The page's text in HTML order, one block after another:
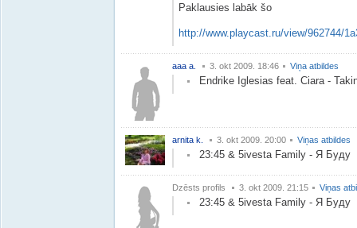
Paklausies labāk šo
http://www.playcast.ru/view/962744/
aaa a. 3. okt 2009. 18:46 Viņa atbildes
Endrike Iglesias feat. Ciara -
arnita k. 3. okt 2009. 20:00 Viņas atbildes
23:45 & 5ivesta Family - Я Буду
Dzēsts profils 3. okt 2009. 21:15 Viņas
23:45 & 5ivesta Family - Я Буду